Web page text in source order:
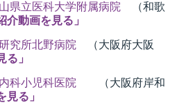
県立医科大学附属病院 （和歌
介動画を見る」
究所北野病院
（大阪府大阪
る」
科小児科医院 （大阪府岸和
見る」